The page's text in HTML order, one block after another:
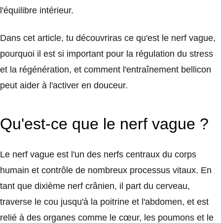
l'équilibre intérieur.
Dans cet article, tu découvriras ce qu'est le nerf vague,
pourquoi il est si important pour la régulation du stress
et la régénération, et comment l'entraînement bellicon
peut aider à l'activer en douceur.
Qu'est-ce que le nerf vague ?
Le nerf vague est l'un des nerfs centraux du corps
humain et contrôle de nombreux processus vitaux. En
tant que dixième nerf crânien, il part du cerveau,
traverse le cou jusqu'à la poitrine et l'abdomen, et est
relié à des organes comme le cœur, les poumons et le